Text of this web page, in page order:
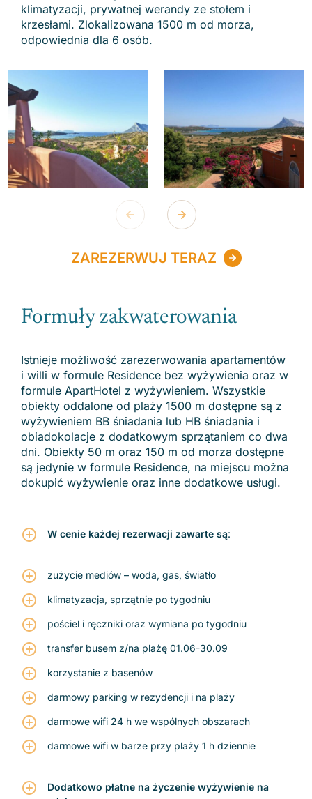
klimatyzacji, prywatnej werandy ze stołem i
krzesłami. Zlokalizowana 1500 m od morza,
odpowiednia dla 6 osób.
ZAREZERWUJ TERAZ
Formuły zakwaterowania
Istnieje możliwość zarezerwowania apartamentów
i willi w formule Residence bez wyżywienia oraz w
formule ApartHotel z wyżywieniem. Wszystkie
obiekty oddalone od plaży 1500 m dostępne są z
wyżywieniem BB śniadania lub HB śniadania i
obiadokolacje z dodatkowym sprzątaniem co dwa
dni. Obiekty 50 m oraz 150 m od morza dostępne
są jedynie w formule Residence, na miejscu można
dokupić wyżywienie oraz inne dodatkowe usługi.
W cenie każdej rezerwacji zawarte są:
zużycie mediów – woda, gas, światło
klimatyzacja, sprzątnie po tygodniu
pościel i ręczniki oraz wymiana po tygodniu
transfer busem z/na plażę 01.06-30.09
korzystanie z basenów
darmowy parking w rezydencji i na plaży
darmowe wifi 24 h we wspólnych obszarach
darmowe wifi w barze przy plaży 1 h dziennie
Dodatkowo płatne na życzenie wyżywienie na